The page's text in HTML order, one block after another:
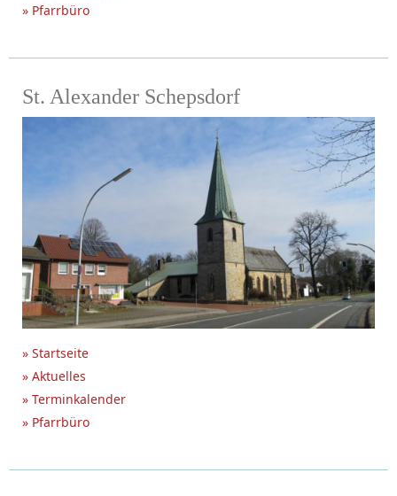
» Pfarrbüro
St. Alexander Schepsdorf
» Startseite
» Aktuelles
» Terminkalender
» Pfarrbüro